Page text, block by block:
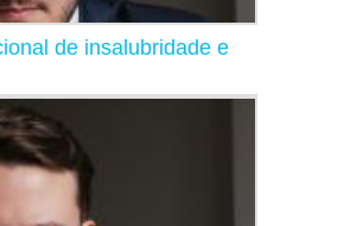
de insalubridade e